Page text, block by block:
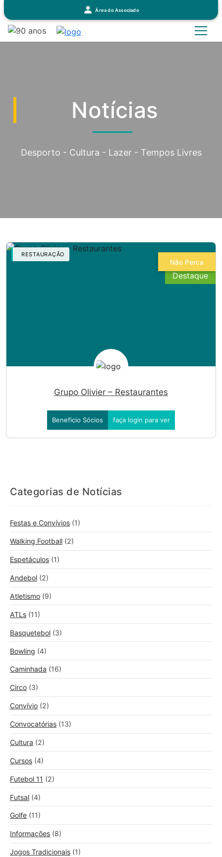
Área do Associado
Notícias
Desporto - Cultura - Lazer - Tempos Livres
Não Perca
RESTAURAÇÃO
Grupo Olivier – Restaurantes
Beneficio Sócios faça login para ver
Categorias de Notícias
Festas e Convívios (1)
Walking Football (2)
Espetáculos (1)
Andebol (2)
Atletismo (9)
ATLs (11)
Basquetebol (3)
Bowling (4)
Caminhada (16)
Circo (3)
Convívio (2)
Convocatórias (13)
Cultura (2)
Cursos (4)
Futebol 11 (2)
Futsal (4)
Golfe (11)
Informações (8)
Jogos Tradicionais (1)